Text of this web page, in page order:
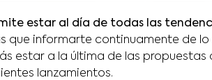
estar al día de todas las
que informarte continuamente de
estar a la última de las
lanzamientos.